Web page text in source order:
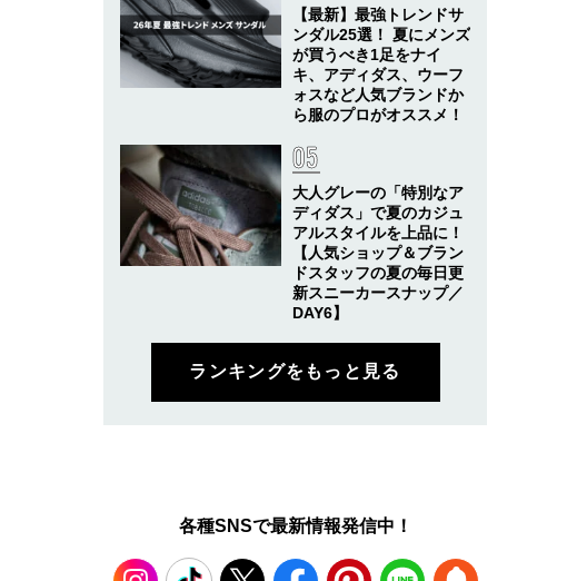
【最新】最強トレンドサ
ンダル25選！ 夏にメンズ
が買うべき1足をナイ
キ、アディダス、ウーフ
ォスなど人気ブランドか
ら服のプロがオススメ！
大人グレーの「特別なア
ディダス」で夏のカジュ
アルスタイルを上品に！
【人気ショップ＆ブラン
ドスタッフの夏の毎日更
新スニーカースナップ／
DAY6】
ランキングをもっと見る
各種SNSで最新情報発信中！